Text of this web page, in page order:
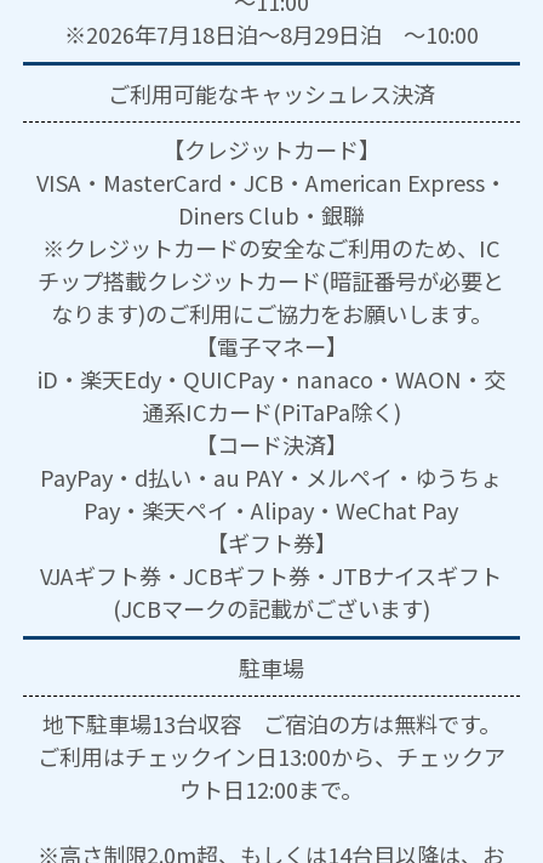
※2026年7月18日泊～8月29日泊 ～10:00
ご利用可能なキャッシュレス決済
【クレジットカード】
VISA・MasterCard・JCB・American Express・
Diners Club・銀聯
※クレジットカードの安全なご利用のため、IC
チップ搭載クレジットカード(暗証番号が必要と
なります)のご利用にご協力をお願いします。
【電子マネー】
iD・楽天Edy・QUICPay・nanaco・WAON・交
通系ICカード(PiTaPa除く)
【コード決済】
PayPay・d払い・au PAY・メルペイ・ゆうちょ
Pay・楽天ペイ・Alipay・WeChat Pay
【ギフト券】
VJAギフト券・JCBギフト券・JTBナイスギフト
(JCBマークの記載がございます)
駐車場
地下駐車場13台収容 ご宿泊の方は無料です。
ご利用はチェックイン日13:00から、チェックア
ウト日12:00まで。
※高さ制限2.0m超、もしくは14台目以降は、お